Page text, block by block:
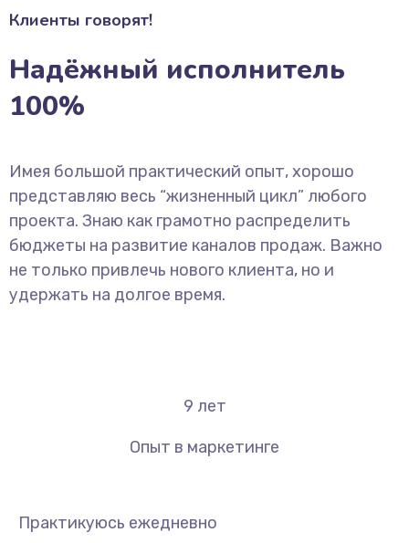
Клиенты говорят!
Надёжный исполнитель
100%
Имея большой практический опыт, хорошо
представляю весь “жизненный цикл” любого
проекта. Знаю как грамотно распределить
бюджеты на развитие каналов продаж. Важно
не только привлечь нового клиента, но и
удержать на долгое время.
9 лет
Опыт в маркетинге
Практикуюсь ежедневно